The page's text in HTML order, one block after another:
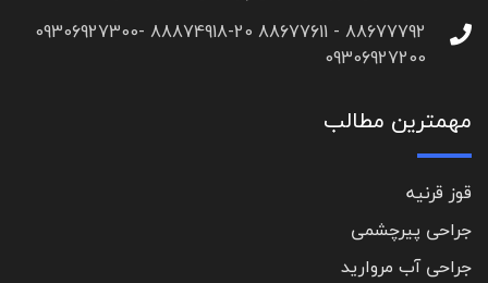
88677792 - 88677611 88874918-20 09306927300-
09306927200
مهمترین مطالب
قوز قرنیه
جراحی پیرچشمی
جراحی آب مروارید